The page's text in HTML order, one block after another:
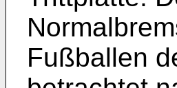
Fußballen